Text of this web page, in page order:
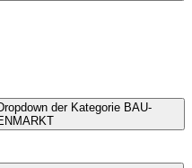
der Kategorie BAU-